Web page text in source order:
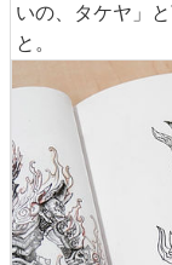
いの、タケヤ」
と。